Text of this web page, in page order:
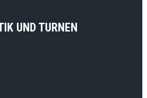
UND TURNEN